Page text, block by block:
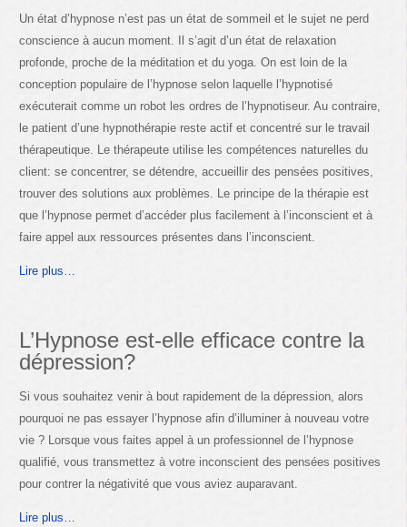
Un état d’hypnose n’est pas un état de sommeil et le sujet ne perd
conscience à aucun moment. Il s’agit d’un état de relaxation
profonde, proche de la méditation et du yoga. On est loin de la
conception populaire de l’hypnose selon laquelle l’hypnotisé
exécuterait comme un robot les ordres de l’hypnotiseur. Au contraire,
le patient d’une hypnothérapie reste actif et concentré sur le travail
thérapeutique. Le thérapeute utilise les compétences naturelles du
client: se concentrer, se détendre, accueillir des pensées positives,
trouver des solutions aux problèmes. Le principe de la thérapie est
que l’hypnose permet d’accéder plus facilement à l’inconscient et à
faire appel aux ressources présentes dans l’inconscient.
Lire plus…
L’Hypnose est-elle efficace contre la
dépression?
Si vous souhaitez venir à bout rapidement de la dépression, alors
pourquoi ne pas essayer l’hypnose afin d’illuminer à nouveau votre
vie ? Lorsque vous faites appel à un professionnel de l’hypnose
qualifié, vous transmettez à votre inconscient des pensées positives
pour contrer la négativité que vous aviez auparavant.
Lire plus…